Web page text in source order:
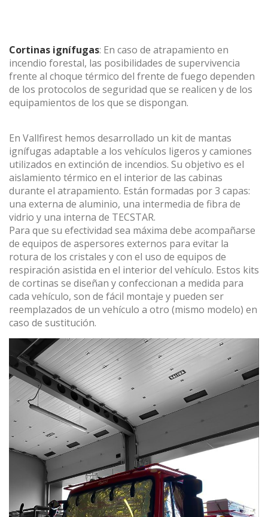
Cortinas ignífugas: En caso de atrapamiento en
incendio forestal, las posibilidades de supervivencia
frente al choque térmico del frente de fuego dependen
de los protocolos de seguridad que se realicen y de los
equipamientos de los que se dispongan.
En Vallfirest hemos desarrollado un kit de mantas
ignífugas adaptable a los vehículos ligeros y camiones
utilizados en extinción de incendios. Su objetivo es el
aislamiento térmico en el interior de las cabinas
durante el atrapamiento. Están formadas por 3 capas:
una externa de aluminio, una intermedia de fibra de
vidrio y una interna de TECSTAR.
Para que su efectividad sea máxima debe acompañarse
de equipos de aspersores externos para evitar la
rotura de los cristales y con el uso de equipos de
respiración asistida en el interior del vehículo. Estos kits
de cortinas se diseñan y confeccionan a medida para
cada vehículo, son de fácil montaje y pueden ser
reemplazados de un vehículo a otro (mismo modelo) en
caso de sustitución.